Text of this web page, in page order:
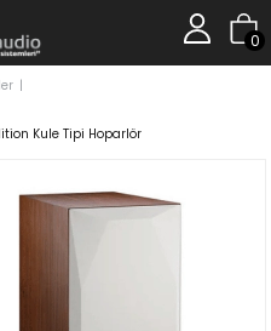
0
Kule Tipi Hoparlör